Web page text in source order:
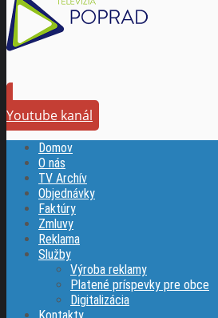
Youtube kanál
Domov
O nás
TV Archív
Objednávky
Faktúry
Zmluvy
Reklama
Služby
Výroba reklamy
Platené príspevky pre obce
Digitalizácia